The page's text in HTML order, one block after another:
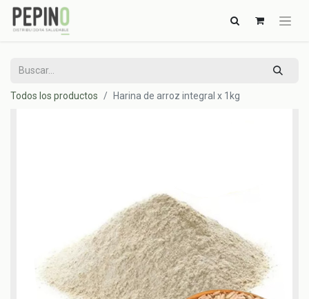
Todos los productos Harina de arroz integral x 1kg